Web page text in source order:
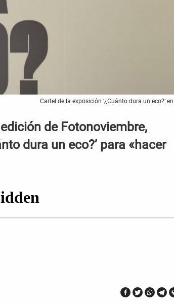
Cartel de la exposición ‘¿Cuánto dura un eco?’
de Fotonoviembre,
dura un eco?’ para «hacer